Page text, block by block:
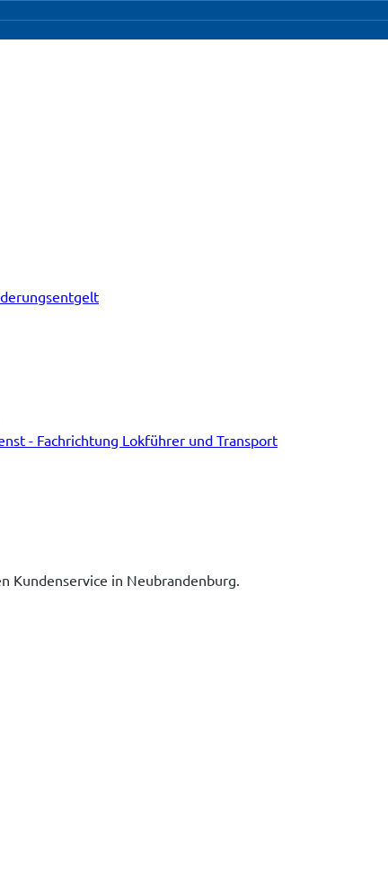
- Fachrichtung Lokführer und Transport
in Neubrandenburg.